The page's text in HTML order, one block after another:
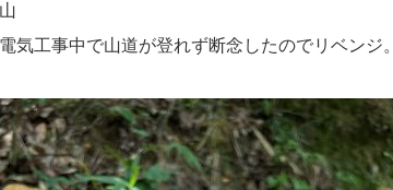
気工事中で山道が登れず断念したのでリベンジ。